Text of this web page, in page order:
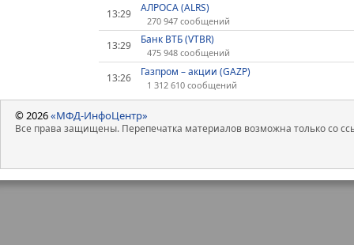
13:29
АЛРОСА (ALRS)
270 947 сообщений
13:29 Банк ВТБ (VTBR)
475 948 сообщений
13:26 Газпром – акции (GAZP)
1 312 610 сообщений
© 2026«МФД-ИнфоЦентр»
Все права защищены. Перепечатка материалов возможна только со